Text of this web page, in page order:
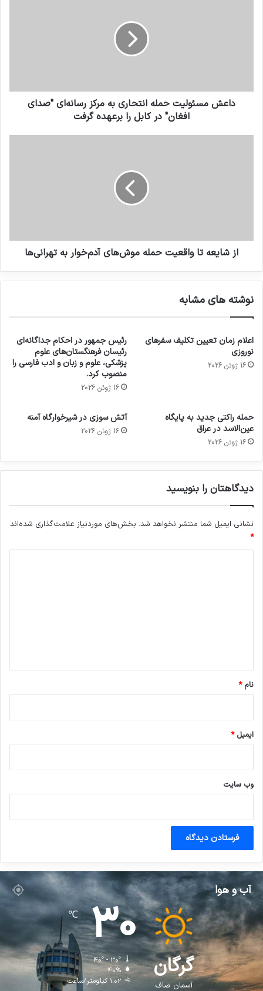
داعش مسئولیت حمله انتحاری به مرکز رسانه‌ای "صدای
افغان" در کابل را برعهده گرفت
از شایعه تا واقعیت حمله موش‌های آدم‌خوار به تهرانی‌ها
نوشته های مشابه
اعلام زمان تعیین تکلیف سفرهای
نوروزی
16 ژوئن 2026
رئیس جمهور در احکام جداگانه‌ای
رئیسان فرهنگستان‌های علوم
پزشکی، علوم و زبان و ادب فارسی را
منصوب کرد.
16 ژوئن 2026
حمله راکتی جدید به پایگاه
عین‌الاسد در عراق
16 ژوئن 2026
آتش سوزی در شیرخوارگاه آمنه
16 ژوئن 2026
دیدگاهتان را بنویسید
نشانی ایمیل شما منتشر نخواهد شد. بخش‌های موردنیاز علامت‌گذاری شده‌اند
*
نام*
ایمیل*
وب‌ سایت
آب و هوا
گرگان
آسمان صاف
30
℃
40º - 30º
40%
1.02 کیلومتر/ساعت